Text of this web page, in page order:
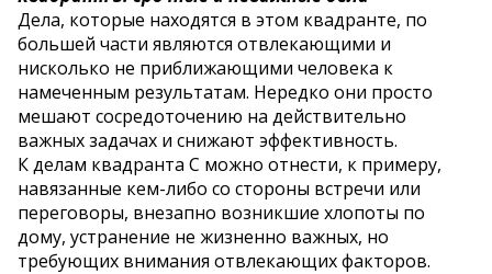
Дела, которые находятся в этом квадранте, по
большей части являются отвлекающими и
нисколько не приближающими человека к
намеченным результатам. Нередко они просто
мешают сосредоточению на действительно
важных задачах и снижают эффективность.
К делам квадранта C можно отнести, к примеру,
навязанные кем-либо со стороны встречи или
переговоры, внезапно возникшие хлопоты по
дому, устранение не жизненно важных, но
требующих внимания отвлекающих факторов.